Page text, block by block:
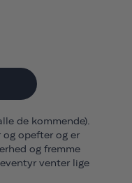
de kommende).
opefter og er
og fremme
venter lige